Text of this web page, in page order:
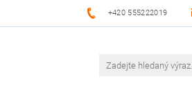
+420 555222019